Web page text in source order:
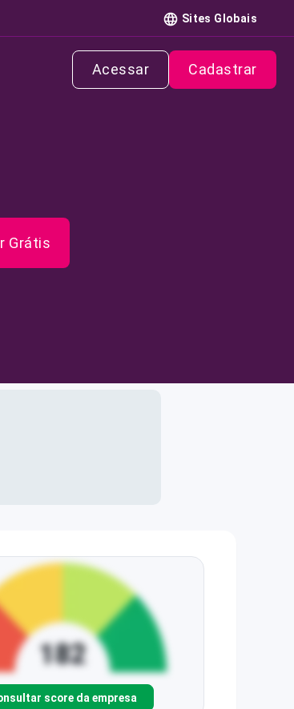
Sites Globais
Acessar Cadastrar
Grátis
score da empresa